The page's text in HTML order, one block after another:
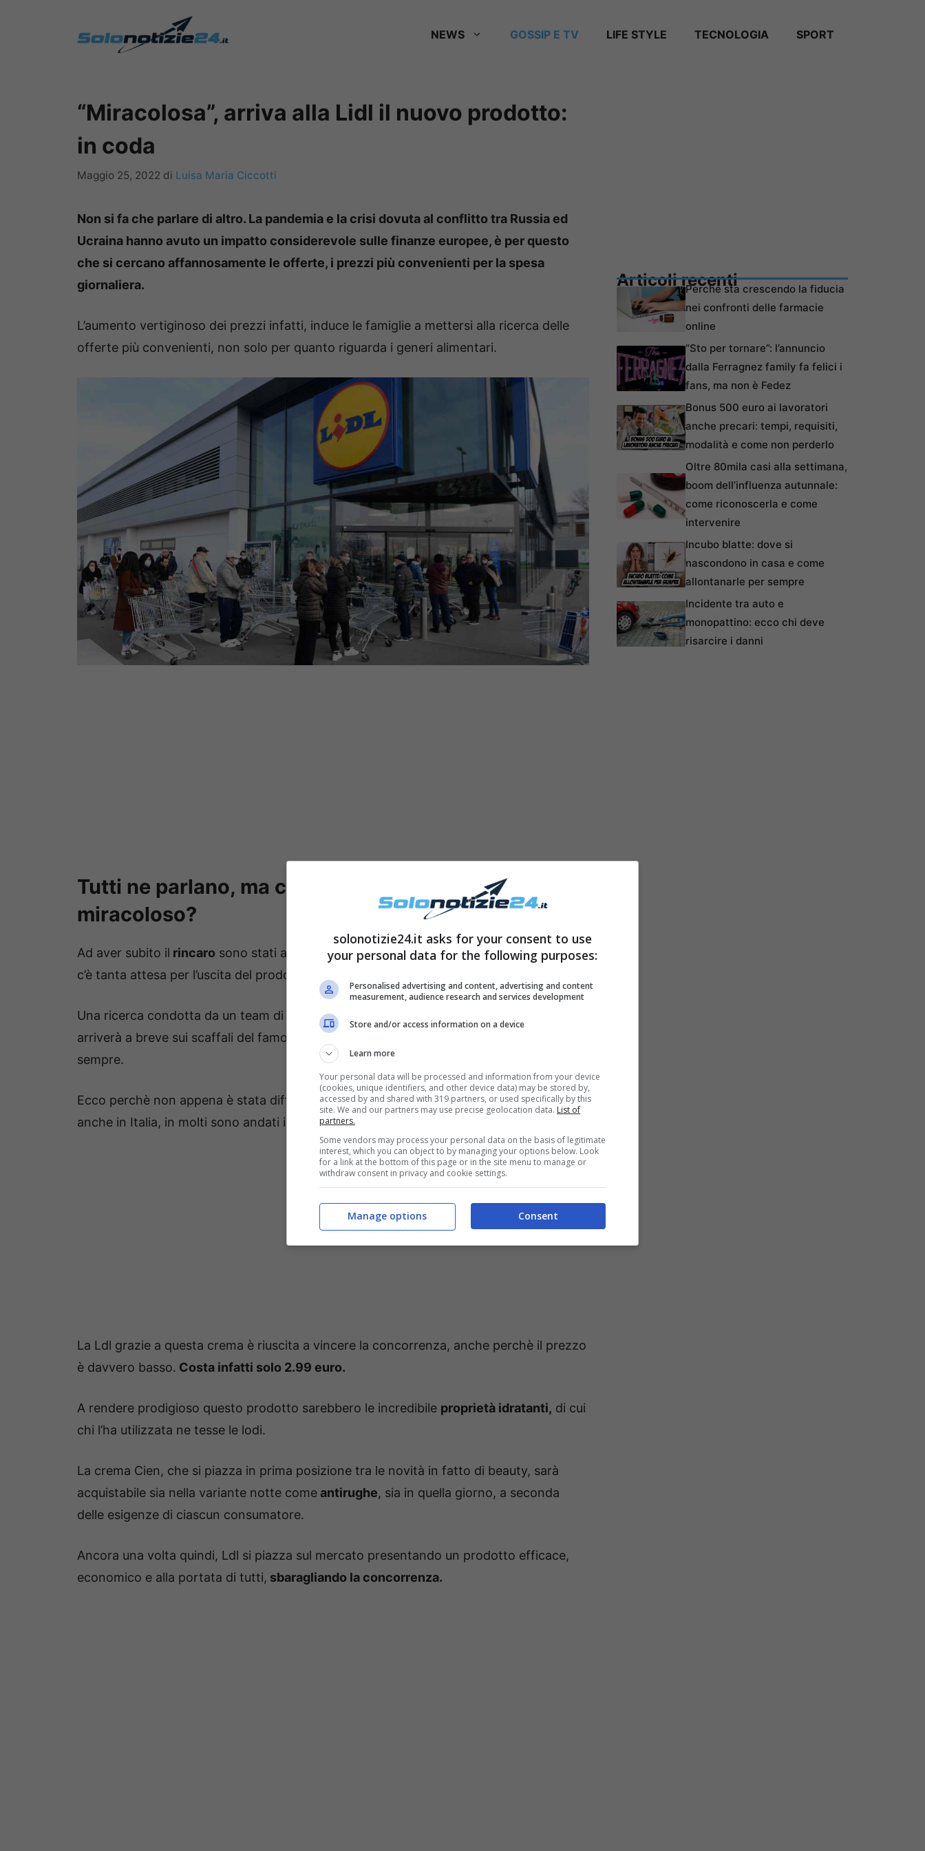
NEWS GOSSIP E TV LIFE STYLE TECNOLOGIA SPORT
“Miracolosa”, arriva alla Lidl il nuovo prodotto:
in coda
Maggio 25, 2022 di Luisa Maria Ciccotti
Non si fa che parlare di altro. La pandemia e la crisi dovuta al conflitto tra Russia ed
Ucraina hanno avuto un impatto considerevole sulle finanze europee, è per questo
che si cercano affannosamente le offerte, i prezzi più convenienti per la spesa
giornaliera.
L’aumento vertiginoso dei prezzi infatti, induce le famiglie a mettersi alla ricerca delle
offerte più convenienti, non solo per quanto riguarda i generi alimentari.
Tutti ne parlano, ma cos’è questo prodotto
miracoloso?
Ad aver subito il rincaro sono stati anche i prodotto per labeauty routine.Ecco perchè
c’è tanta attesa per l’uscita del prodotto del noto supermercato tedesco,.
Una ricerca condotta da un team di esperti in Spagna ha confermato che la crema che
arriverà a breve sui scaffali del famoso supermercato tedesco, Lidl è tra e più efficaci di
sempre.
Ecco perchè non appena è stata diffusa la notizia che sta per essere messa in vendita
anche in Italia, in molti sono andati in fibrillazione.
La Ldl grazie a questa crema è riuscita a vincere la concorrenza, anche perchè il prezzo
è davvero basso. Costa infatti solo 2.99 euro.
A rendere prodigioso questo prodotto sarebbero le incredibile proprietà idratanti, di cui
chi l’ha utilizzata ne tesse le lodi.
La crema Cien, che si piazza in prima posizione tra le novità in fatto di beauty, sarà
acquistabile sia nella variante notte comeantirughe, sia in quella giorno, a seconda
delle esigenze di ciascun consumatore.
Ancora una volta quindi, Ldl si piazza sul mercato presentando un prodotto efficace,
economico e alla portata di tutti, sbaragliando la concorrenza.
Articoli recentiPerché sta crescendo la fiducia
nei confronti delle farmacie
online
“Sto per tornare”: l’annuncio
dalla Ferragnez family fa felici i
fans, ma non è Fedez
Bonus 500 euro ai lavoratori
anche precari: tempi, requisiti,
modalità e come non perderlo
Oltre 80mila casi alla settimana,
boom dell’influenza autunnale:
come riconoscerla e come
intervenire
Incubo blatte: dove si
nascondono in casa e come
allontanarle per sempre
Incidente tra auto e
monopattino: ecco chi deve
risarcire i danni
solonotizie24.it asks for your consent to use
your personal data for the following purposes:
Personalised advertising and content, advertising and content
measurement, audience research and services development
Store and/or access information on a device
Learn more
Your personal data will be processed and information from your device
(cookies, unique identifiers, and other device data) may be stored by,
accessed by and shared with 319 partners, or used specifically by this
site. We and our partners may use precise geolocation data. List of
partners.
Some vendors may process your personal data on the basis of legitimate
interest, which you can object to by managing your options below. Look
for a link at the bottom of this page or in the site menu to manage or
withdraw consent in privacy and cookie settings.
Consent
Manage options